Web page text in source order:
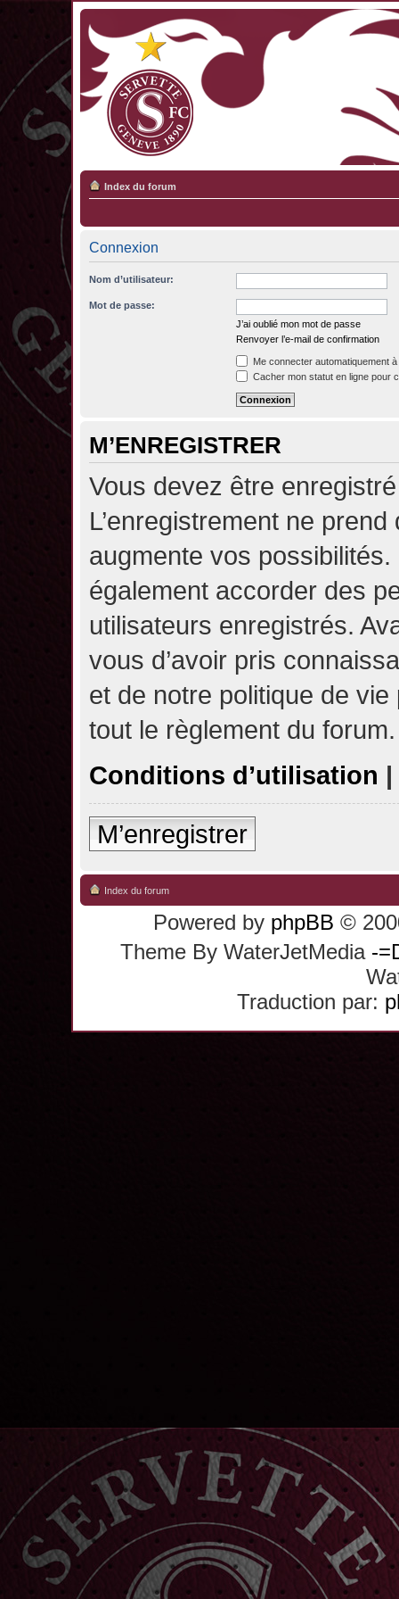
Index du forum
Connexion
Nom d’utilisateur:
Mot de passe:
J’ai oublié mon mot de passe
Renvoyer l’e-mail de confirmation
Me connecter automatiquement
Cacher mon statut en ligne pour
M’ENREGISTRER
Vous devez être
L’enregistrement ne
augmente vos possibilités.
également accorder des
utilisateurs enregistrés.
vous d’avoir pris
et de notre politique de
tout le règlement du forum.
Conditions d’utilisation |
M’enregistrer
Index du forum
Powered by phpBB ©
Theme By WaterJetMedia -
Traduction par: